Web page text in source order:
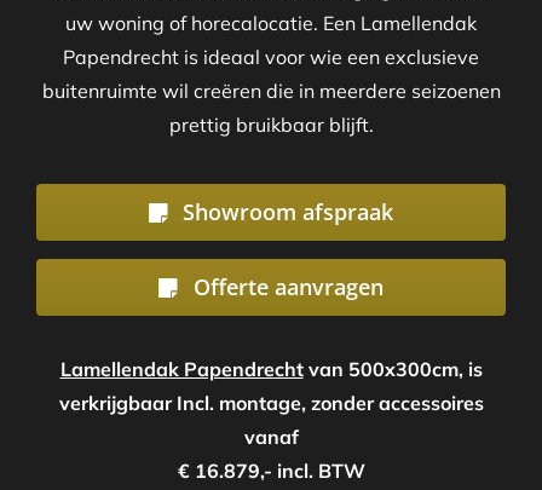
uw woning of horecalocatie. Een Lamellendak
Papendrecht is ideaal voor wie een exclusieve
buitenruimte wil creëren die in meerdere seizoenen
prettig bruikbaar blijft.
Showroom afspraak
Offerte aanvragen
Lamellendak Papendrechtvan 500x300cm, is
verkrijgbaar Incl. montage, zonder accessoires
vanaf
€ 16.879,- incl. BTW